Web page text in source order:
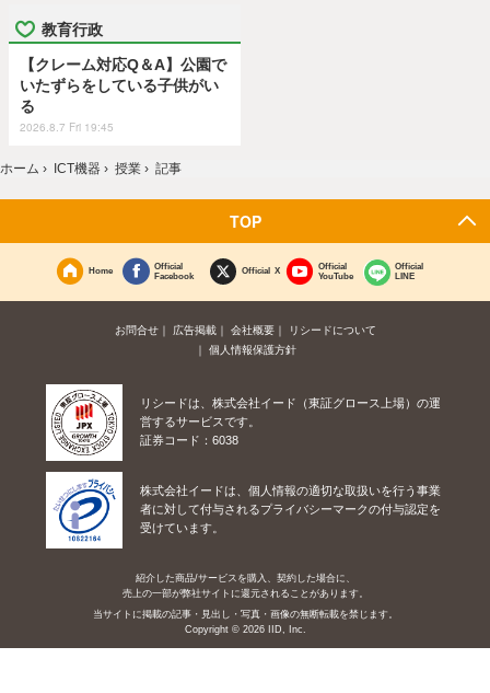
教育行政
【クレーム対応Q＆A】公園で
いたずらをしている子供がい
る
2026.8.7 Fri 19:45
ホーム › ICT機器 › 授業 › 記事
TOP
Home
Official
Facebook
Official X
Official
YouTube
Official
LINE
お問合せ 広告掲載 会社概要
リシードについて
個人情報保護方針
リシードは、株式会社イード（東証グロース上場）の運
営するサービスです。
証券コード：6038
株式会社イードは、個人情報の適切な取扱いを行う事業
者に対して付与されるプライバシーマークの付与認定を
受けています。
紹介した商品/サービスを購入、契約した場合に、
売上の一部が弊社サイトに還元されることがあります。
当サイトに掲載の記事・見出し・写真・画像の無断転載を禁じます。
Copyright © 2026 IID, Inc.